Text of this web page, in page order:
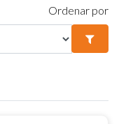
Ordenar por